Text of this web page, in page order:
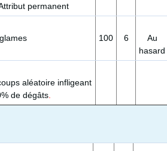
permanent
100 6
Au
hasard
aléatoire infligeant
de dégâts.